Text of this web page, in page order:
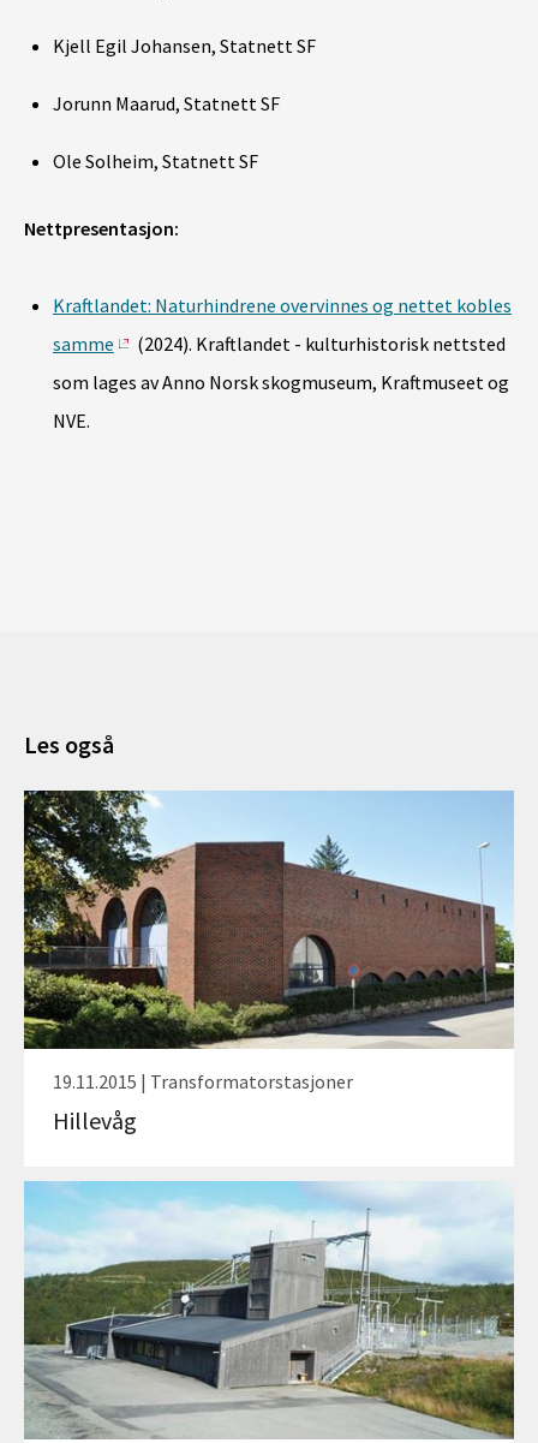
Kjell Egil Johansen, Statnett SF
Jorunn Maarud, Statnett SF
Ole Solheim, Statnett SF
Nettpresentasjon:
Kraftlandet: Naturhindrene overvinnes og nettet kobles
samme
(2024). Kraftlandet - kulturhistorisk nettsted
som lages avAnno Norsk skogmuseum, Kraftmuseet og
NVE.
Les også
19.11.2015 | Transformatorstasjoner
Hillevåg